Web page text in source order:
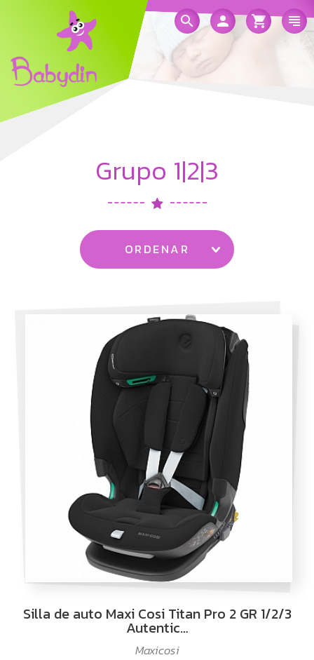
Grupo 1|2|3
ORDENAR
Silla de auto Maxi Cosi Titan Pro 2 GR 1/2/3
Autentic…
Maxicosi